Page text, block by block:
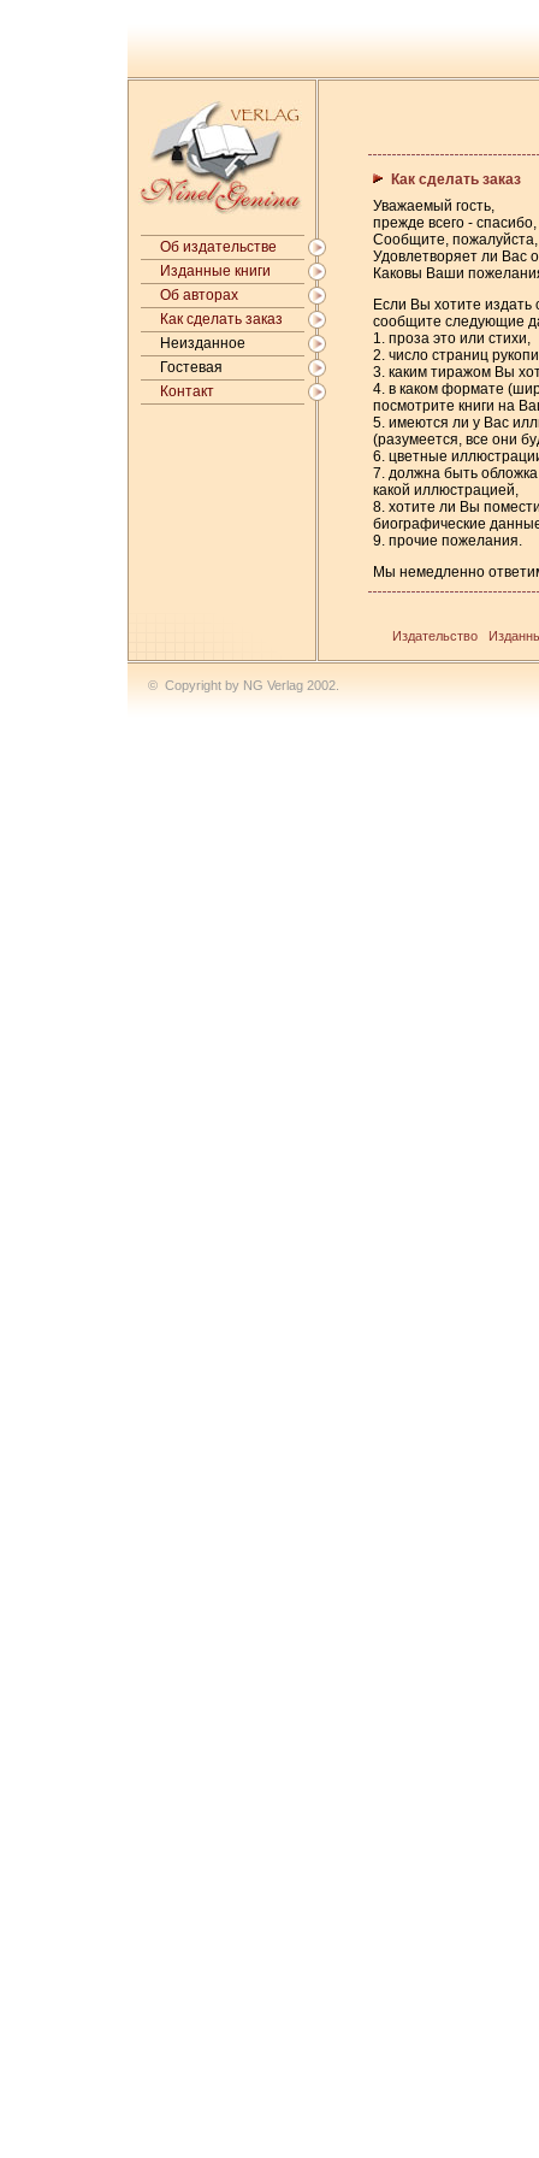
Об издательстве
Изданные книги
Об авторах
Как сделать заказ
Неизданное
Гостевая
Контакт
Как сделать заказ
Уважаемый гость,
прежде всего -
Сообщите,
Удовлетворяет ли Вас
Каковы Ваши
Если Вы хотите издать
сообщите следующие
1. проза это или стихи,
2. число страниц
3. каким тиражом Вы
4. в каком формате
посмотрите книги на
5. имеются ли у Вас
(разумеется, все они
6. цветные
7. должна быть
какой иллюстрацией,
8. хотите ли Вы
биографические
9. прочие пожелания.
Мы немедленно
Издательство
© Copyright by NG Verlag 2002.